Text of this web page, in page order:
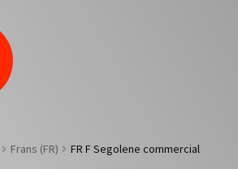
Frans (FR) FR F Segolene commercial